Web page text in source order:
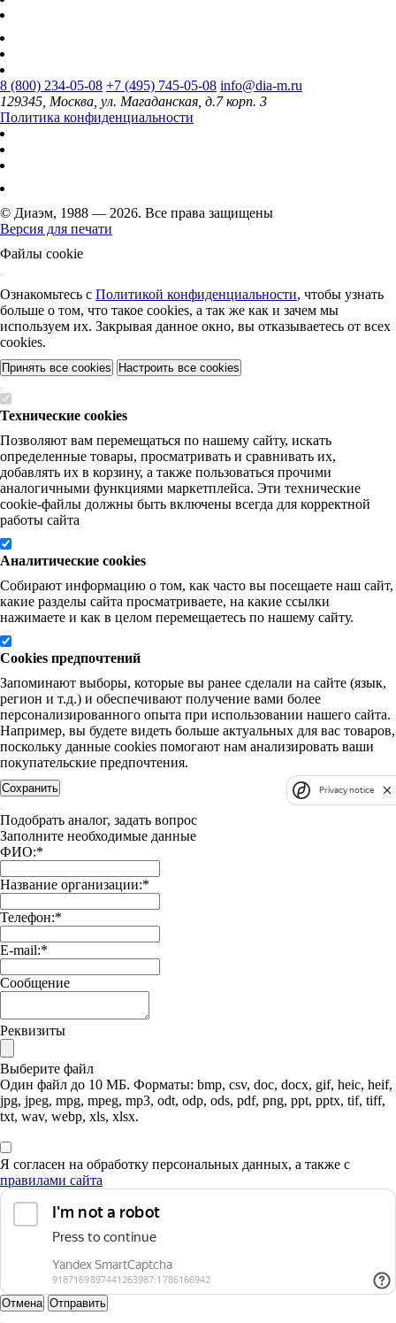
8 (800) 234-05-08 +7 (495) 745-05-08 info@dia-m.ru
129345, Москва, ул. Магаданская, д.7 корп. 3
Политика конфиденциальности
© Диаэм, 1988 — 2026. Все права защищены
Версия для печати
Файлы cookie
Ознакомьтесь с Политикой конфиденциальности, чтобы узнать
больше о том, что такое cookies, а так же как и зачем мы
используем их. Закрывая данное окно, вы отказываетесь от всех
cookies.
Принять все cookies Настроить все cookies
Технические cookies
Позволяют вам перемещаться по нашему сайту, искать
определенные товары, просматривать и сравнивать их,
добавлять их в корзину, а также пользоваться прочими
аналогичными функциями маркетплейса. Эти технические
cookie-файлы должны быть включены всегда для корректной
работы сайта
Аналитические cookies
Собирают информацию о том, как часто вы посещаете наш сайт,
какие разделы сайта просматриваете, на какие ссылки
нажимаете и как в целом перемещаетесь по нашему сайту.
Cookies предпочтений
Запоминают выборы, которые вы ранее сделали на сайте (язык,
регион и т.д.) и обеспечивают получение вами более
персонализированного опыта при использовании нашего сайта.
Например, вы будете видеть больше актуальных для вас товаров,
поскольку данные cookies помогают нам анализировать ваши
покупательские предпочтения.
Сохранить
Подобрать аналог, задать вопрос
Заполните необходимые данные
ФИО:*
Название организации:*
Телефон:*
E-mail:*
Сообщение
Реквизиты
Выберите файл
Один файл до 10 МБ. Форматы: bmp, csv, doc, docx, gif, heic, heif,
jpg, jpeg, mpg, mpeg, mp3, odt, odp, ods, pdf, png, ppt, pptx, tif, tiff,
txt, wav, webp, xls, xlsx.
Я согласен на обработку персональных данных, а также с
правилами сайта
Отмена Отправить
Privacy notice